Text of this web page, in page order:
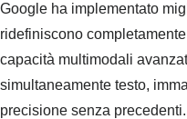
Google ha implementato
ridefiniscono
capacità multimodali
simultaneamente testo,
precisione senza precedenti.